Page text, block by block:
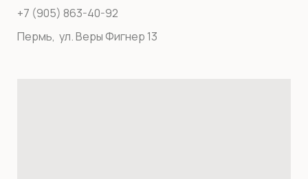
+7 (905) 863-40-92
Пермь, ул. Веры Фигнер 13